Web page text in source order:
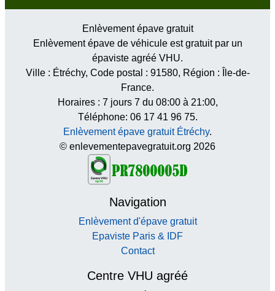
Enlèvement épave gratuit
Enlèvement épave de véhicule est gratuit par un
épaviste agréé VHU.
Ville : Étréchy, Code postal : 91580, Région :
Île-de-
France.
Horaires : 7 jours 7 du 08:00 à 21:00,
Téléphone: 06 17 41 96 75.
Enlèvement épave gratuit Étréchy.
© enlevementepavegratuit.org 2026
Navigation
Enlèvement d'épave gratuit
Epaviste Paris & IDF
Contact
Centre VHU agréé